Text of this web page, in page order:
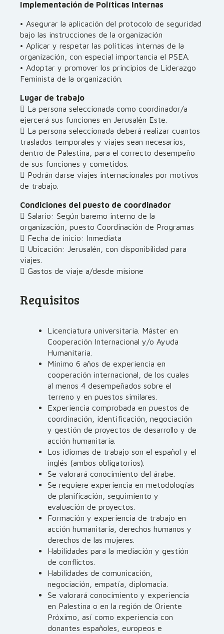
Implementación de Políticas Internas
• Asegurar la aplicación del protocolo de seguridad
bajo las instrucciones de la organización
• Aplicar y respetar las políticas internas de la
organización, con especial importancia el PSEA.
• Adoptar y promover los principios de Liderazgo
Feminista de la organización.
Lugar de trabajo
 La persona seleccionada como coordinador/a
ejercerá sus funciones en Jerusalén Este.
 La persona seleccionada deberá realizar cuantos
traslados temporales y viajes sean necesarios,
dentro de Palestina, para el correcto desempeño
de sus funciones y cometidos.
 Podrán darse viajes internacionales por motivos
de trabajo.
Condiciones del puesto de coordinador
 Salario: Según baremo interno de la
organización, puesto Coordinación de Programas
 Fecha de inicio: Inmediata
 Ubicación: Jerusalén, con disponibilidad para
viajes.
 Gastos de viaje a/desde misione
Requisitos
Licenciatura universitaria. Máster en
Cooperación Internacional y/o Ayuda
Humanitaria.
Mínimo 6 años de experiencia en
cooperación internacional, de los cuales
al menos 4 desempeñados sobre el
terreno y en puestos similares.
Experiencia comprobada en puestos de
coordinación, identificación, negociación
y gestión de proyectos de desarrollo y de
acción humanitaria.
Los idiomas de trabajo son el español y el
inglés (ambos obligatorios).
Se valorará conocimiento del árabe.
Se requiere experiencia en metodologías
de planificación, seguimiento y
evaluación de proyectos.
Formación y experiencia de trabajo en
acción humanitaria, derechos humanos y
derechos de las mujeres.
Habilidades para la mediación y gestión
de conflictos.
Habilidades de comunicación,
negociación, empatía, diplomacia.
Se valorará conocimiento y experiencia
en Palestina o en la región de Oriente
Próximo, así como experiencia con
donantes españoles, europeos e